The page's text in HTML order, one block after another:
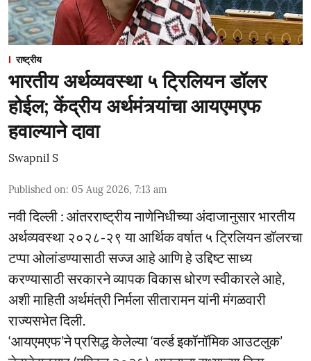
राष्ट्रीय
भारतीय अर्थव्यवस्था ५ ट्रिलियन डॉलर
होईल; केंद्रीय अर्थमंत्र्यांचा आयएमएफ
हवाल्याने दावा
Swapnil S
Published on: 05 Aug 2026, 7:13 am
नवी दिल्ली : आंतरराष्ट्रीय नाणेनिधीच्या अंदाजानुसार भारतीय
अर्थव्यवस्था २०२८-२९ या आर्थिक वर्षात ५ ट्रिलियन डॉलरचा
टप्पा ओलांडण्यासाठी सज्ज आहे आणि हे उद्दिष्ट साध्य
करण्यासाठी सरकारने व्यापक विकास धोरण स्वीकारले आहे,
अशी माहिती अर्थमंत्री निर्मला सीतारामन यांनी मंगळवारी
राज्यसभेत दिली.
‘आयएमएफ’ने प्रसिद्ध केलेल्या ‘वर्ल्ड इकॉनॉमिक आउटलुक’